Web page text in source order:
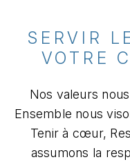
SERVIR
VOTRE
Nos valeurs
Ensemble nous
Tenir à cœur,
assumons la